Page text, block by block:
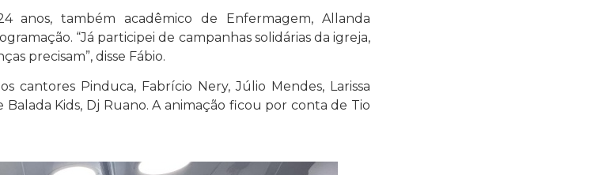
anos, também acadêmico de Enfermagem, Allanda
“Já participei de campanhas solidárias da igreja,
precisam”, disse Fábio.
cantores Pinduca, Fabrício Nery, Júlio Mendes, Larissa
Balada Kids, Dj Ruano. A animação ficou por conta de Tio